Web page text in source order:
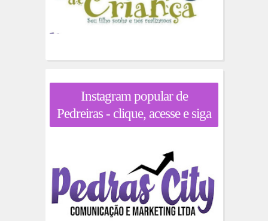
Instagram popular de
Pedreiras - clique, acesse e siga